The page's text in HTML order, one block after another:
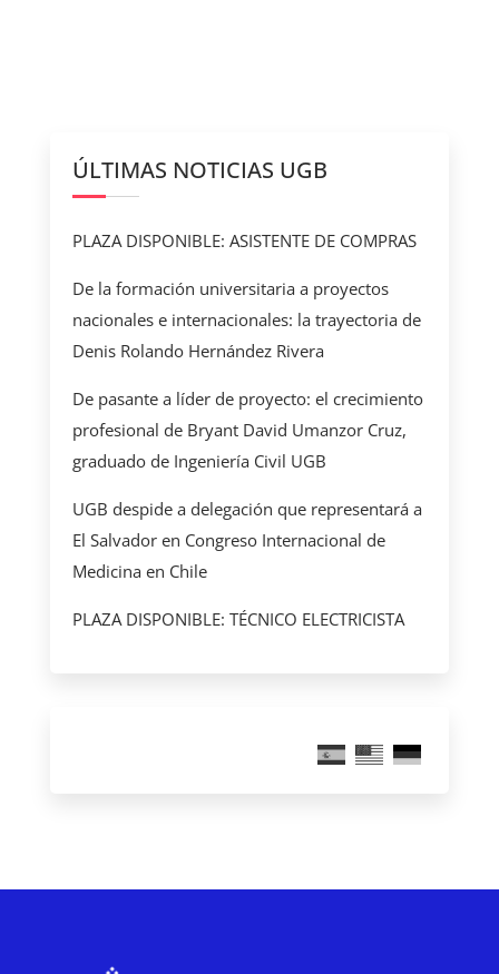
ÚLTIMAS NOTICIAS UGB
PLAZA DISPONIBLE: ASISTENTE DE COMPRAS
De la formación universitaria a proyectos
nacionales e internacionales: la trayectoria de
Denis Rolando Hernández Rivera
De pasante a líder de proyecto: el crecimiento
profesional de Bryant David Umanzor Cruz,
graduado de Ingeniería Civil UGB
UGB despide a delegación que representará a
El Salvador en Congreso Internacional de
Medicina en Chile
PLAZA DISPONIBLE: TÉCNICO ELECTRICISTA